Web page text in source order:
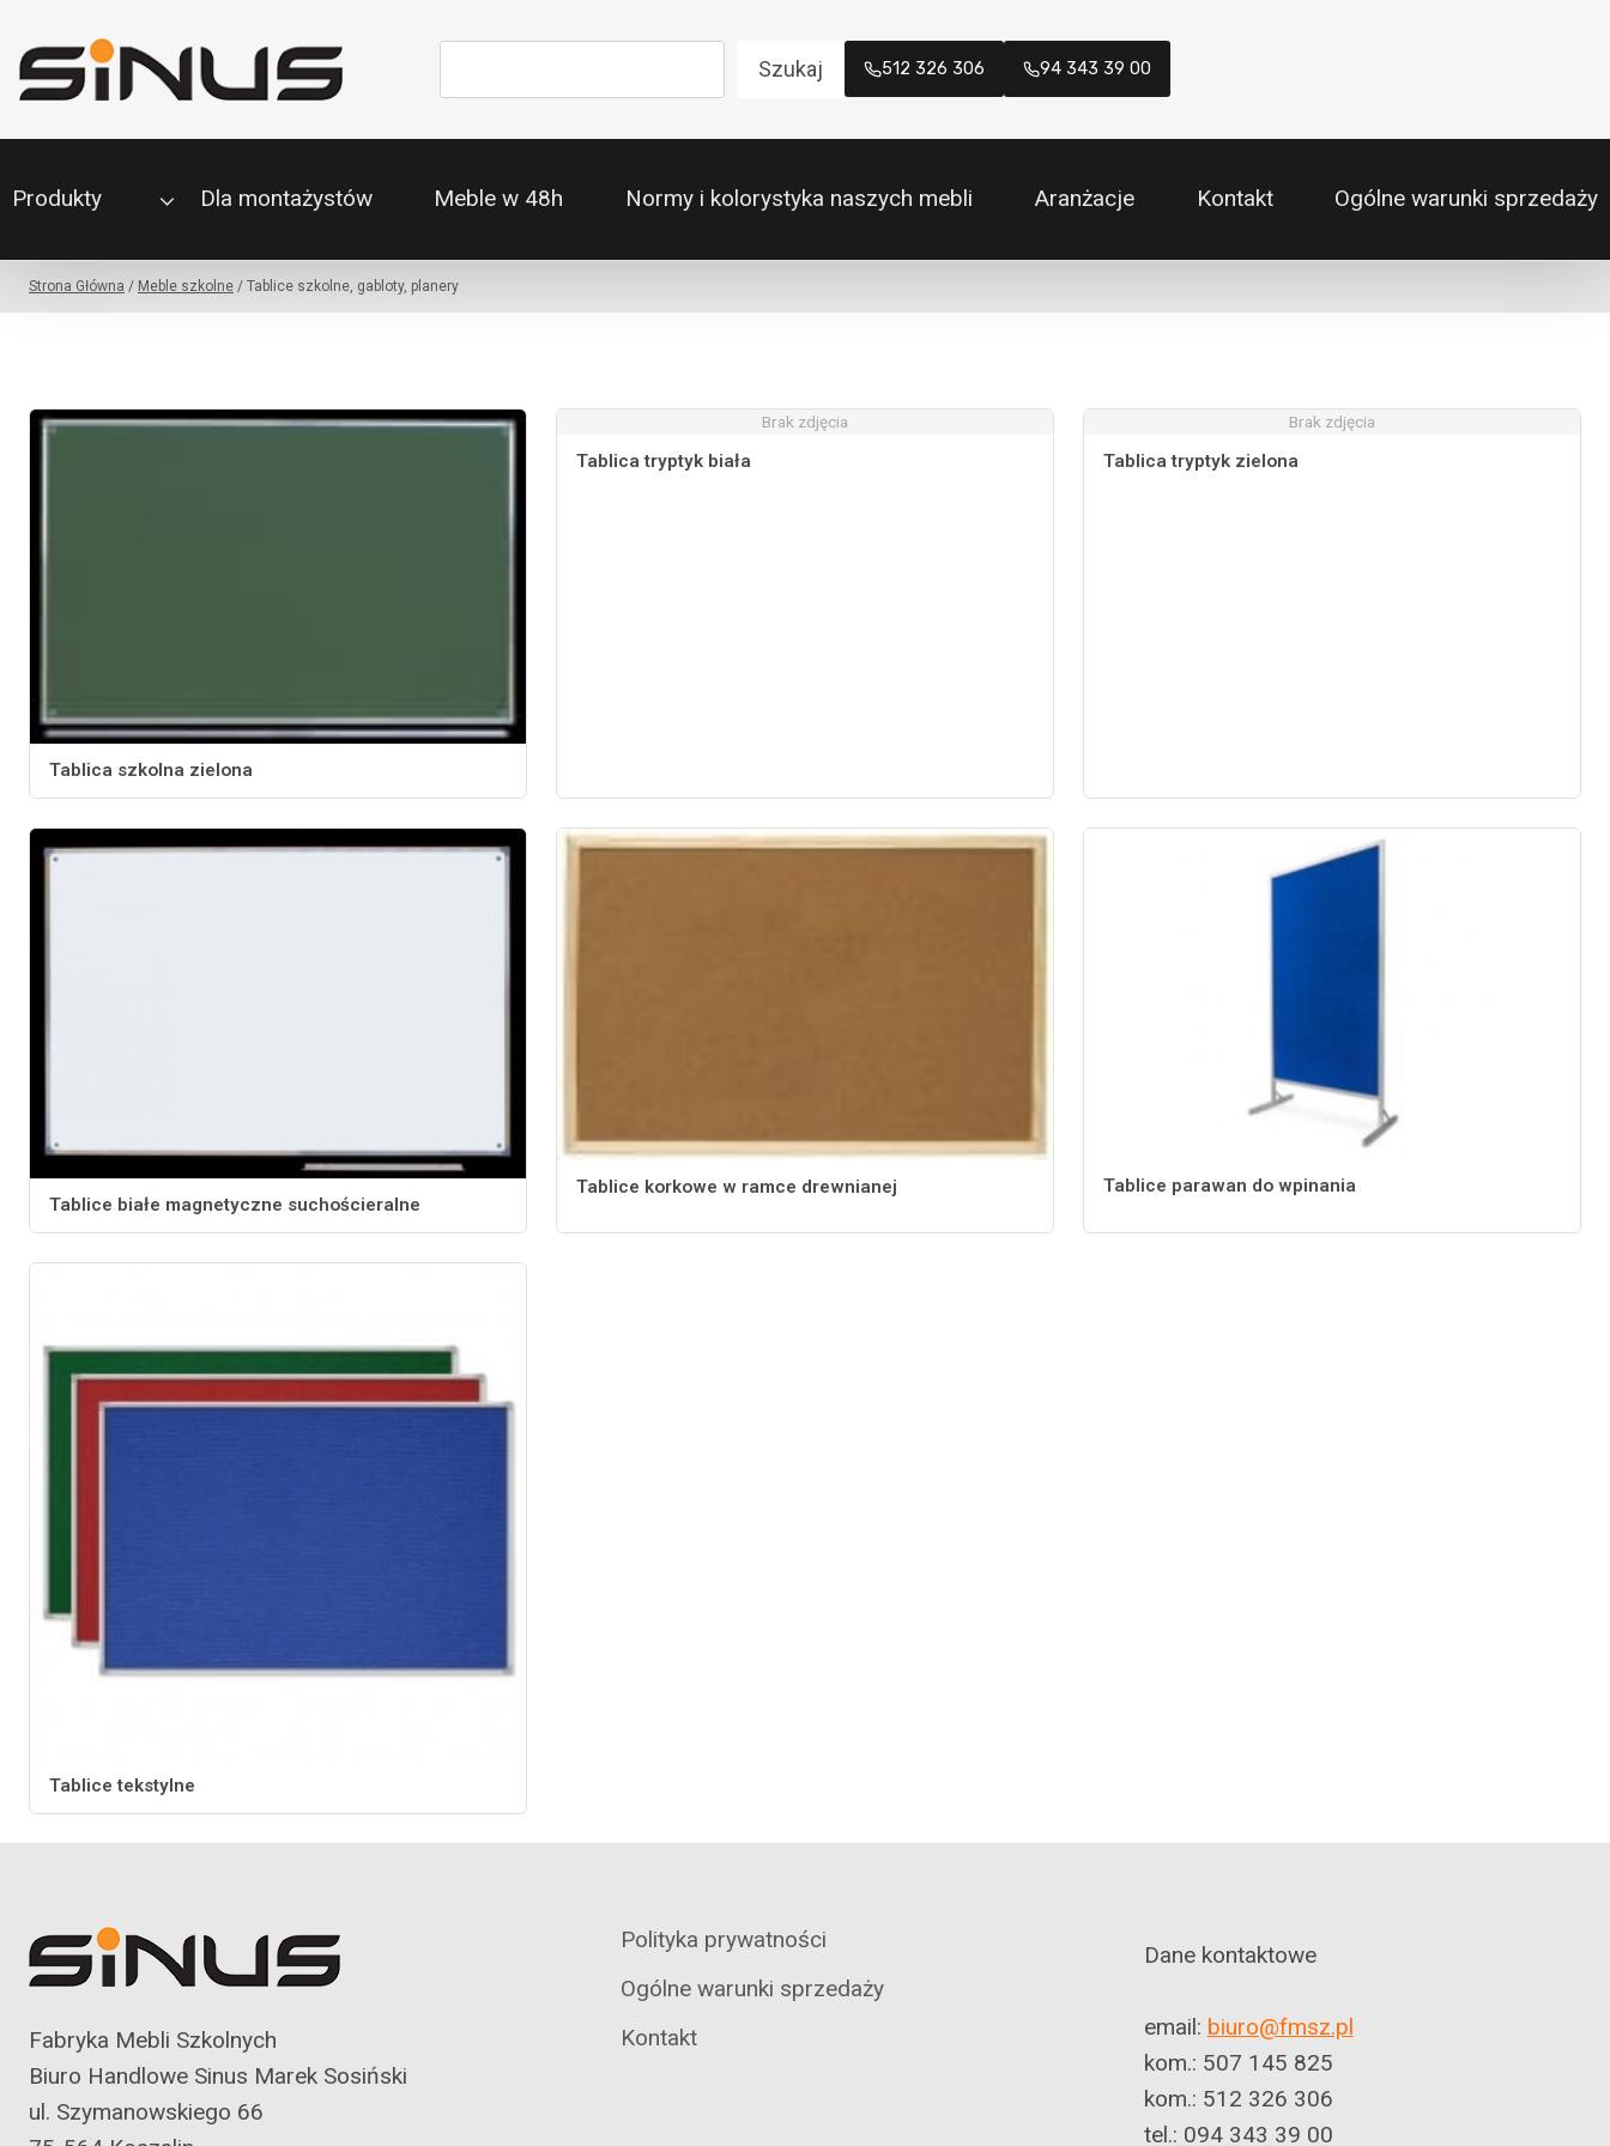
do
treści
Szukaj 512 326 306 94 343 39 00
Produkty Dla montażystów Meble w 48h Normy i kolorystyka naszych mebli Aranżacje Kontakt Ogólne warunki sprzedaży
Strona Główna / Meble szkolne / Tablice szkolne, gabloty, planery
Tablica szkolna zielona
Brak zdjęcia
Tablica tryptyk biała
Brak zdjęcia
Tablica tryptyk zielona
Tablice białe magnetyczne suchościeralne
Tablice korkowe w ramce drewnianej Tablice parawan do wpinania
Tablice tekstylne
Fabryka Mebli Szkolnych
Biuro Handlowe Sinus Marek Sosiński
ul. Szymanowskiego 66
Polityka prywatności
Ogólne warunki sprzedaży
Kontakt
Dane kontaktowe
email: biuro@fmsz.pl
kom.: 507 145 825
kom.: 512 326 306
tel.: 094 343 39 00